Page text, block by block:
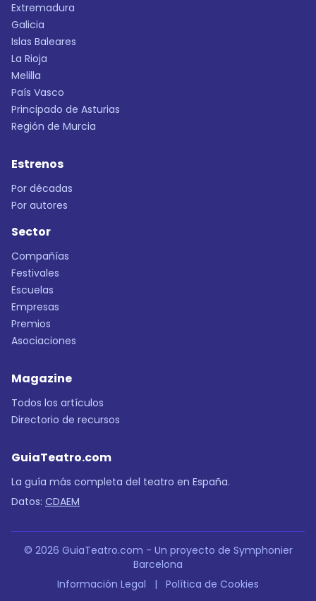
Extremadura
Galicia
Islas Baleares
La Rioja
Melilla
País Vasco
Principado de Asturias
Región de Murcia
Estrenos
Por décadas
Por autores
Sector
Compañías
Festivales
Escuelas
Empresas
Premios
Asociaciones
Magazine
Todos los artículos
Directorio de recursos
GuiaTeatro.com
La guía más completa del teatro en España.
Datos: CDAEM
© 2026 GuiaTeatro.com - Un proyecto de Symphonier
Barcelona
Información Legal
| Política de Cookies